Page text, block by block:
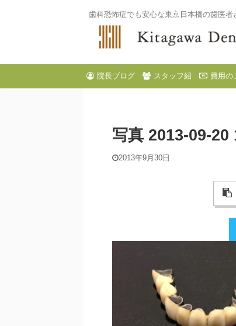
歯科恐怖症でも安心な東京日本橋の歯医者
院長ブログ スタッフ紹 費用の
写真 2013-09-20
2013年9月30日